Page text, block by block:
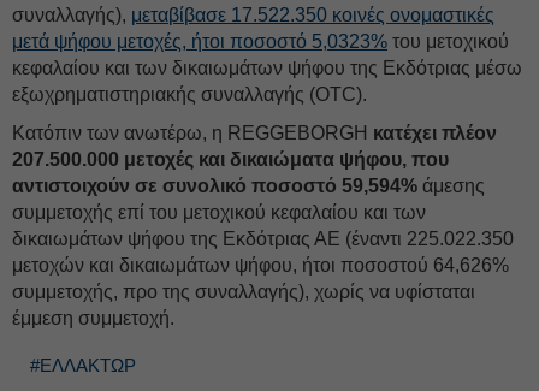
συναλλαγής), μεταβίβασε 17.522.350 κοινές ονομαστικές
μετά ψήφου μετοχές, ήτοι ποσοστό 5,0323% του μετοχικού
κεφαλαίου και των δικαιωμάτων ψήφου της Εκδότριας μέσω
εξωχρηματιστηριακής συναλλαγής (OTC).
Κατόπιν των ανωτέρω, η REGGEBORGH κατέχει πλέον
207.500.000 μετοχές και δικαιώματα ψήφου, που
αντιστοιχούν σε συνολικό ποσοστό 59,594% άμεσης
συμμετοχής επί του μετοχικού κεφαλαίου και των
δικαιωμάτων ψήφου της Εκδότριας ΑΕ (έναντι 225.022.350
μετοχών και δικαιωμάτων ψήφου, ήτοι ποσοστού 64,626%
συμμετοχής, προ της συναλλαγής), χωρίς να υφίσταται
έμμεση συμμετοχή.
#ΕΛΛΑΚΤΩΡ